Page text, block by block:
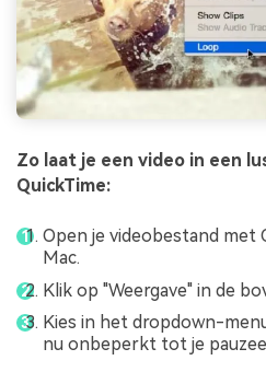
Zo laat je een video in een
QuickTime:
Open je videobestand met
Mac.
Klik op "Weergave" in de
Kies in het dropdown-
nu onbeperkt tot je